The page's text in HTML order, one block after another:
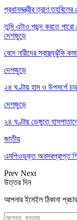
প্রধানমন্ত্রীর ত্রাণ
তুমি এটাও পছন্দ করতে পারো
দেশজুড়ে
বেদে নারীদের স্বাস্থ্যঝুঁকি
দেশজুড়ে
২৪ ঘণ্টায় হাম ও উপসর্গে
দেশজুড়ে
২৪ ঘণ্টায় ডেঙ্গুতে
জাতীয়
এমপিওভুক্ত অবসরপ্রাপ্ত
Prev Next
উত্তর দিন
আপনার ইমেইল ঠিকানা